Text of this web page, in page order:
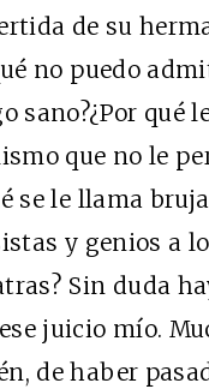
de su
no puedo
sano?¿Por qué
que no le
se le llama
y genios a
Sin duda
juicio mío.
de haber